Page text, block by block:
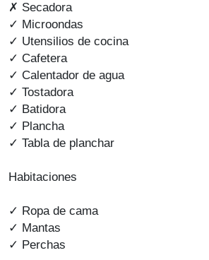
✗ Secadora
✓ Microondas
✓ Utensilios de cocina
✓ Cafetera
✓ Calentador de agua
✓ Tostadora
✓ Batidora
✓ Plancha
✓ Tabla de planchar
Habitaciones
✓ Ropa de cama
✓ Mantas
✓ Perchas